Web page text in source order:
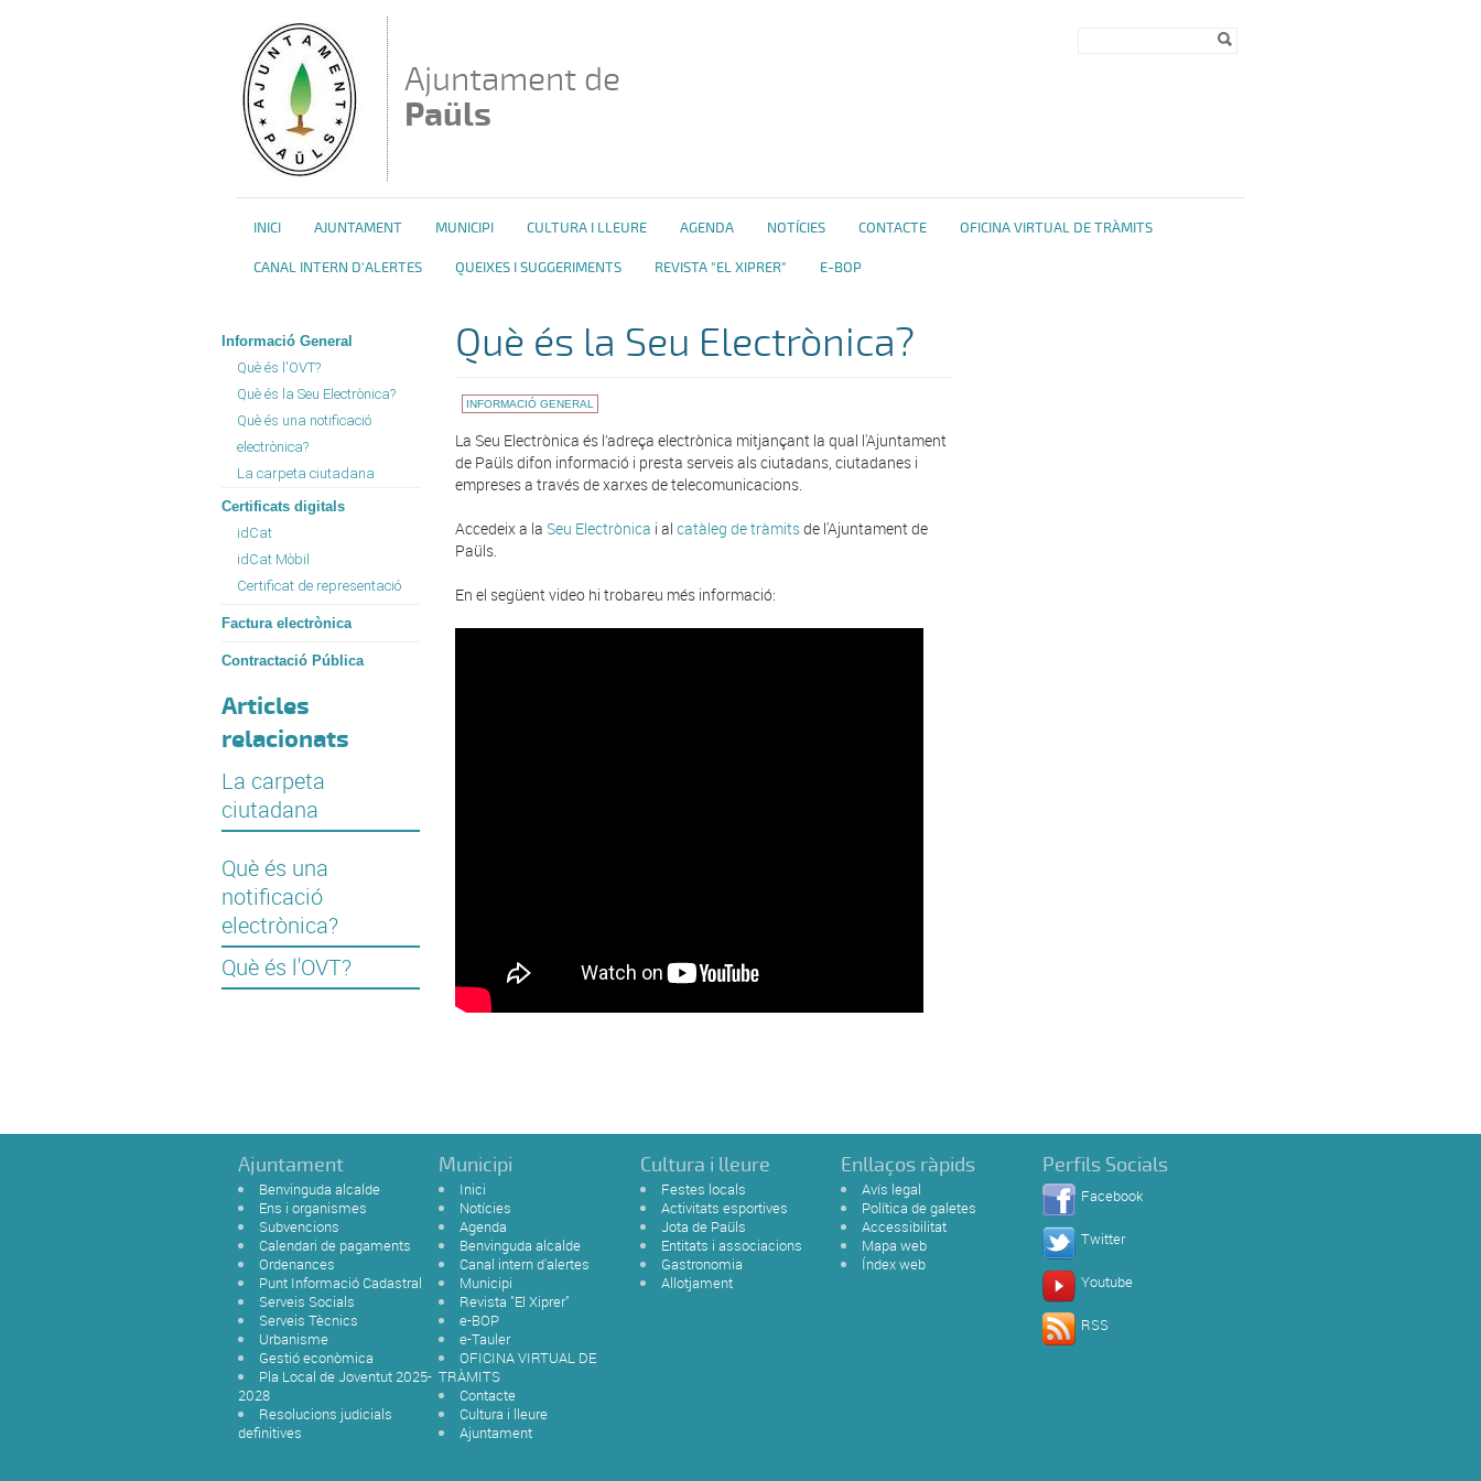
Ajuntament de
Paüls
INICI AJUNTAMENT MUNICIPI CULTURA I LLEURE AGENDA NOTÍCIES CONTACTE OFICINA VIRTUAL DE TRÀMITS
CANAL INTERN D'ALERTES QUEIXES I SUGGERIMENTS REVISTA "EL XIPRER" E-BOP
Informació General
Què és l'OVT?
Què és la Seu Electrònica?
Què és una notificació
electrònica?
La carpeta ciutadana
Certificats digitals
idCat
idCat Mòbil
Certificat de representació
Factura electrònica
Contractació Pública
Articles
relacionats
La carpeta
ciutadana
Què és una
notificació
electrònica?
Què és l'OVT?
Què és la Seu Electrònica?
INFORMACIÓ GENERAL
La Seu Electrònica és l’adreça electrònica mitjançant la qual l'Ajuntament
de Paüls difon informació i presta serveis als ciutadans, ciutadanes i
empreses a través de xarxes de telecomunicacions.
Accedeix a la Seu Electrònica i al catàleg de tràmitsde l'Ajuntament de
Paüls.
En el següent video hi trobareu més informació:
Ajuntament
Benvinguda alcalde
Ens i organismes
Subvencions
Calendari de pagaments
Ordenances
Punt Informació Cadastral
Serveis Socials
Serveis Tècnics
Urbanisme
Gestió econòmica
Pla Local de Joventut 2025-
2028
Resolucions judicials
definitives
Municipi
Inici
Notícies
Agenda
Benvinguda alcalde
Canal intern d'alertes
Municipi
Revista "El Xiprer"
e-BOP
e-Tauler
OFICINA VIRTUAL DE
TRÀMITS
Contacte
Cultura i lleure
Ajuntament
Cultura i lleure
Festes locals
Activitats esportives
Jota de Paüls
Entitats i associacions
Gastronomia
Allotjament
Enllaços ràpids
Avís legal
Política de galetes
Accessibilitat
Mapa web
Índex web
Perfils Socials
Facebook
Twitter
Youtube
RSS